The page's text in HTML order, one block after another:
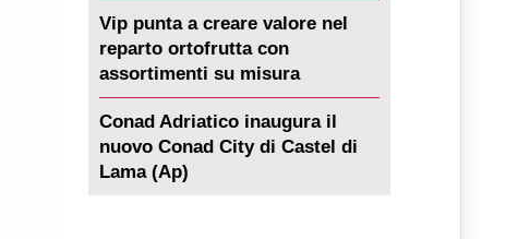
Vip punta a creare valore nel
reparto ortofrutta con
assortimenti su misura
Conad Adriatico inaugura il
nuovo Conad City di Castel di
Lama (Ap)